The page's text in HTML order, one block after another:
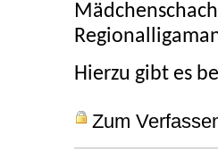
Hierzu gibt es
Zum